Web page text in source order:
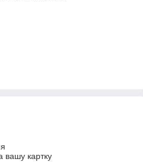
вашу картку